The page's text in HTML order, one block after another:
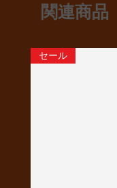
関連商品
セール